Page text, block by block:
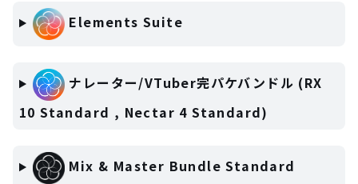
Elements Suite
ナレーター/VTuber完パケバンドル (RX
10 Standard , Nectar 4 Standard)
Mix & Master Bundle Standard